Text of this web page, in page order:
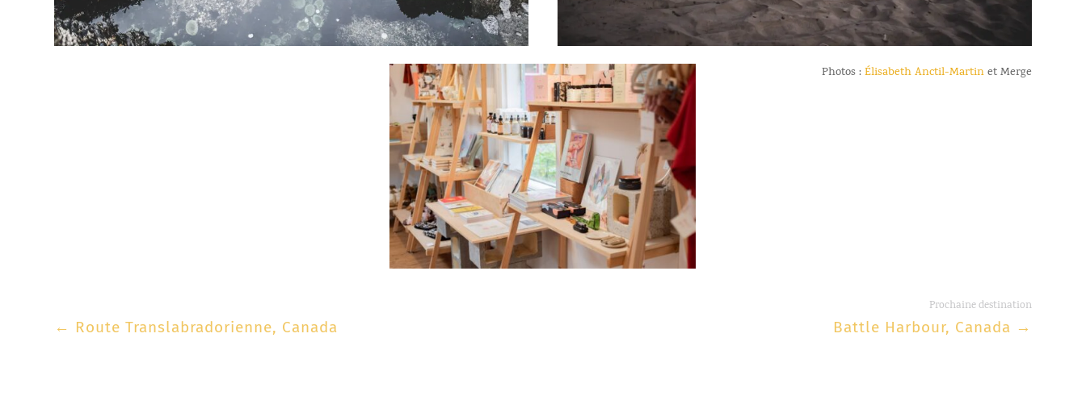
Photos :Élisabeth Anctil-Martinet Merge
Prochaine destination
← Route Translabradorienne, Canada Battle Harbour, Canada →